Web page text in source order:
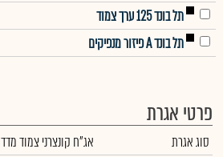
תל בונד 125 ערך צמוד
תל בונד A פיזור מנפיקים
פרטי אגרת
סוג אגרת
אג"ח קונצרני צמוד מדד